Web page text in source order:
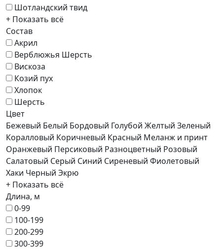
Шотландский твид
+ Показать всё
Состав
Акрил
Верблюжья Шерсть
Вискоза
Козий пух
Хлопок
Шерсть
Цвет
Бежевый Белый Бордовый Голубой Желтый Зеленый
Коралловый Коричневый Красный Меланж и принт
Оранжевый Персиковый Разноцветный Розовый
Салатовый Серый Синий Сиреневый Фиолетовый
Хаки Черный Экрю
+ Показать всё
Длина, м
0-99
100-199
200-299
300-399